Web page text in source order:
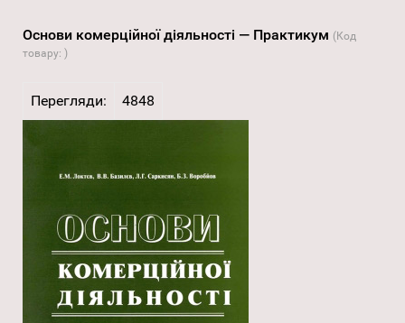
Основи комерційної діяльності — Практикум (Код
товару: )
Перегляди: 4848